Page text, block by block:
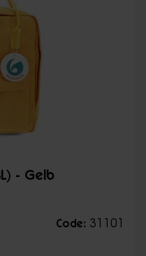
- Gelb
Code: 31101